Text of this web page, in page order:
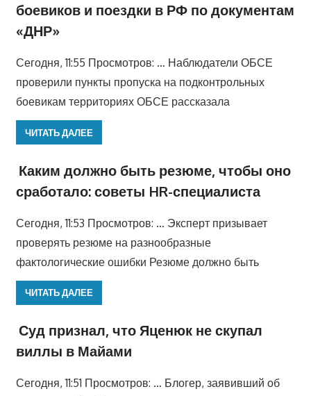
боевиков и поездки в РФ по документам
«ДНР»
Сегодня, 11:55 Просмотров: … Наблюдатели ОБСЕ
проверили пункты пропуска на подконтрольных
боевикам территориях ОБСЕ рассказала
ЧИТАТЬ ДАЛЕЕ
Каким должно быть резюме, чтобы оно
сработало: советы HR-специалиста
Сегодня, 11:53 Просмотров: … Эксперт призывает
проверять резюме на разнообразные
фактологические ошибки Резюме должно быть
ЧИТАТЬ ДАЛЕЕ
Суд признал, что Яценюк не скупал
виллы в Майами
Сегодня, 11:51 Просмотров: … Блогер, заявивший об